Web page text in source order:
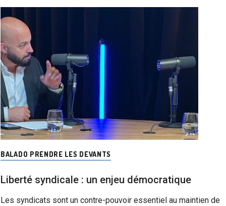
BALADO PRENDRE LES DEVANTS
Liberté syndicale : un enjeu démocratique
Les syndicats sont un contre-pouvoir essentiel au maintien de